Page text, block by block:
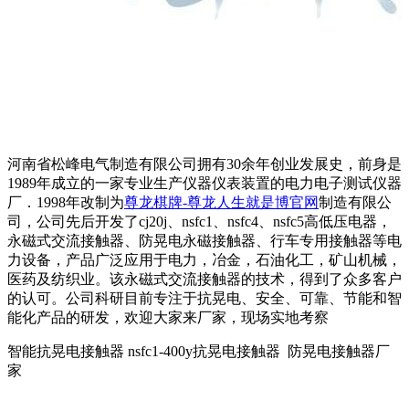
河南省松峰电气制造有限公司拥有30余年创业发展史，前身是
1989年成立的一家专业生产仪器仪表装置的电力电子测试仪器
厂．1998年改制为尊龙棋牌-尊龙人生就是博官网制造有限公
司，公司先后开发了cj20j、nsfc1、nsfc4、nsfc5高低压电器，
永磁式交流接触器、防晃电永磁接触器、行车专用接触器等电
力设备，产品广泛应用于电力，冶金，石油化工，矿山机械，
医药及纺织业。该永磁式交流接触器的技术，得到了众多客户
的认可。公司科研目前专注于抗晃电、安全、可靠、节能和智
能化产品的研发，欢迎大家来厂家，现场实地考察
智能抗晃电接触器 nsfc1-400y抗晃电接触器 防晃电接触器厂
家